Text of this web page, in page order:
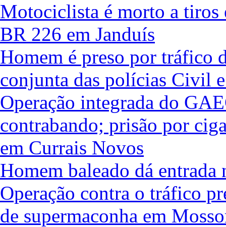
Motociclista é morto a tiros
BR 226 em Janduís
Homem é preso por tráfico
conjunta das polícias Civil
Operação integrada do
contrabando; prisão por
em Currais Novos
Homem baleado dá
Operação contra o tráfico
de supermaconha em